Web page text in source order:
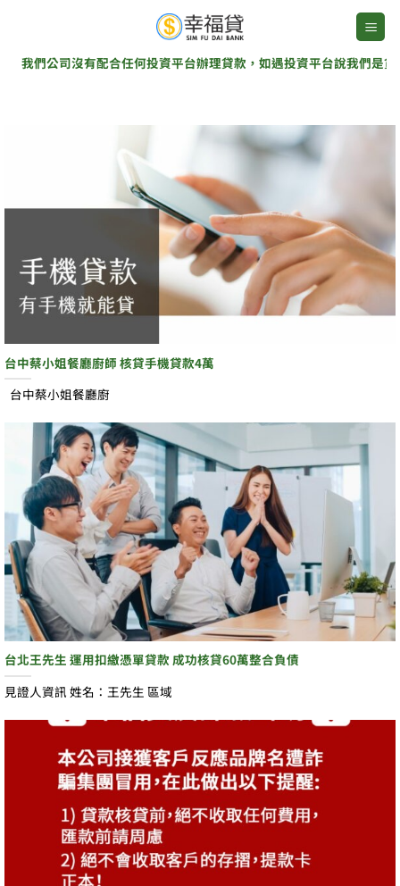
content
司沒有配合任何投資平台辦理貸款，如遇投資平台說我們是貸款協
台中蔡小姐餐廳廚師 核貸手機貸款4萬
台中蔡小姐餐廳廚
台北王先生 運用扣繳憑單貸款 成功核貸60萬整合負債
見證人資訊 姓名：王先生 區域